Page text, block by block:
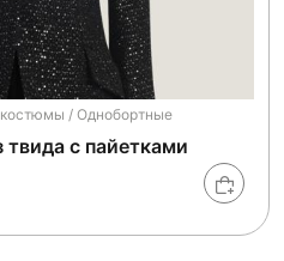
/ Однобортные
с пайетками